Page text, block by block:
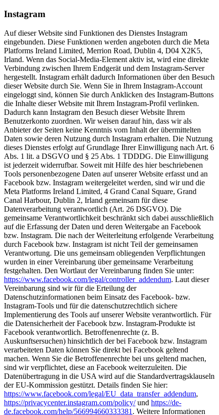
Instagram
Auf dieser Website sind Funktionen des Dienstes Instagram
eingebunden. Diese Funktionen werden angeboten durch die Meta
Platforms Ireland Limited, Merrion Road, Dublin 4, D04 X2K5,
Irland. Wenn das Social-Media-Element aktiv ist, wird eine direkte
Verbindung zwischen Ihrem Endgerät und dem Instagram-Server
hergestellt. Instagram erhält dadurch Informationen über den Besuch
dieser Website durch Sie. Wenn Sie in Ihrem Instagram-Account
eingeloggt sind, können Sie durch Anklicken des Instagram-Buttons
die Inhalte dieser Website mit Ihrem Instagram-Profil verlinken.
Dadurch kann Instagram den Besuch dieser Website Ihrem
Benutzerkonto zuordnen. Wir weisen darauf hin, dass wir als
Anbieter der Seiten keine Kenntnis vom Inhalt der übermittelten
Daten sowie deren Nutzung durch Instagram erhalten. Die Nutzung
dieses Dienstes erfolgt auf Grundlage Ihrer Einwilligung nach Art. 6
Abs. 1 lit. a DSGVO und § 25 Abs. 1 TDDDG. Die Einwilligung
ist jederzeit widerrufbar. Soweit mit Hilfe des hier beschriebenen
Tools personenbezogene Daten auf unserer Website erfasst und an
Facebook bzw. Instagram weitergeleitet werden, sind wir und die
Meta Platforms Ireland Limited, 4 Grand Canal Square, Grand
Canal Harbour, Dublin 2, Irland gemeinsam für diese
Datenverarbeitung verantwortlich (Art. 26 DSGVO). Die
gemeinsame Verantwortlichkeit beschränkt sich dabei ausschließlich
auf die Erfassung der Daten und deren Weitergabe an Facebook
bzw. Instagram. Die nach der Weiterleitung erfolgende Verarbeitung
durch Facebook bzw. Instagram ist nicht Teil der gemeinsamen
Verantwortung. Die uns gemeinsam obliegenden Verpflichtungen
wurden in einer Vereinbarung über gemeinsame Verarbeitung
festgehalten. Den Wortlaut der Vereinbarung finden Sie unter:
https://www.facebook.com/legal/controller_addendum. Laut dieser
Vereinbarung sind wir für die Erteilung der
Datenschutzinformationen beim Einsatz des Facebook- bzw.
Instagram-Tools und für die datenschutzrechtlich sichere
Implementierung des Tools auf unserer Website verantwortlich. Für
die Datensicherheit der Facebook bzw. Instagram-Produkte ist
Facebook verantwortlich. Betroffenenrechte (z. B.
Auskunftsersuchen) hinsichtlich der bei Facebook bzw. Instagram
verarbeiteten Daten können Sie direkt bei Facebook geltend
machen. Wenn Sie die Betroffenenrechte bei uns geltend machen,
sind wir verpflichtet, diese an Facebook weiterzuleiten. Die
Datenübertragung in die USA wird auf die Standardvertragsklauseln
der EU-Kommission gestützt. Details finden Sie hier:
https://www.facebook.com/legal/EU_data_transfer_addendum,
https://privacycenter.instagram.com/policy/und https://de-
de.facebook.com/help/566994660333381 . Weitere Informationen